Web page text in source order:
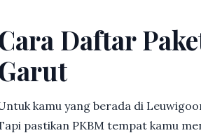
Daftar
kamu yang berada di
pastikan PKBM tempat kamu